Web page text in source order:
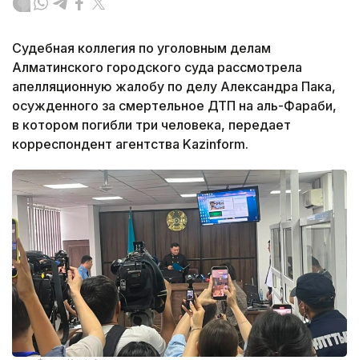
Судебная коллегия по уголовным делам
Алматинского городского суда рассмотрела
апелляционную жалобу по делу Александра Пака,
осужденного за смертельное ДТП на аль-Фараби,
в котором погибли три человека, передает
корреспондент агентства Kazinform.